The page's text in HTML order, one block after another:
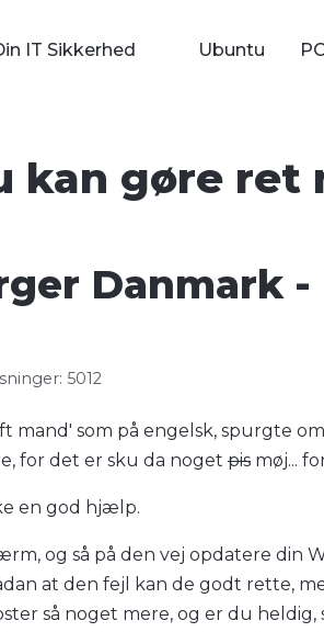
IT Sikkerhed Ubuntu
kan gøre
Danmark
5012
mand' som på engelsk, spurgte
for det er sku da noget pis møj...
en god hjælp.
og så på den vej opdatere din
at den fejl kan de godt rette,
så noget mere, og er du heldig,